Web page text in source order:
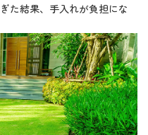
た結果、手入れが負担にな